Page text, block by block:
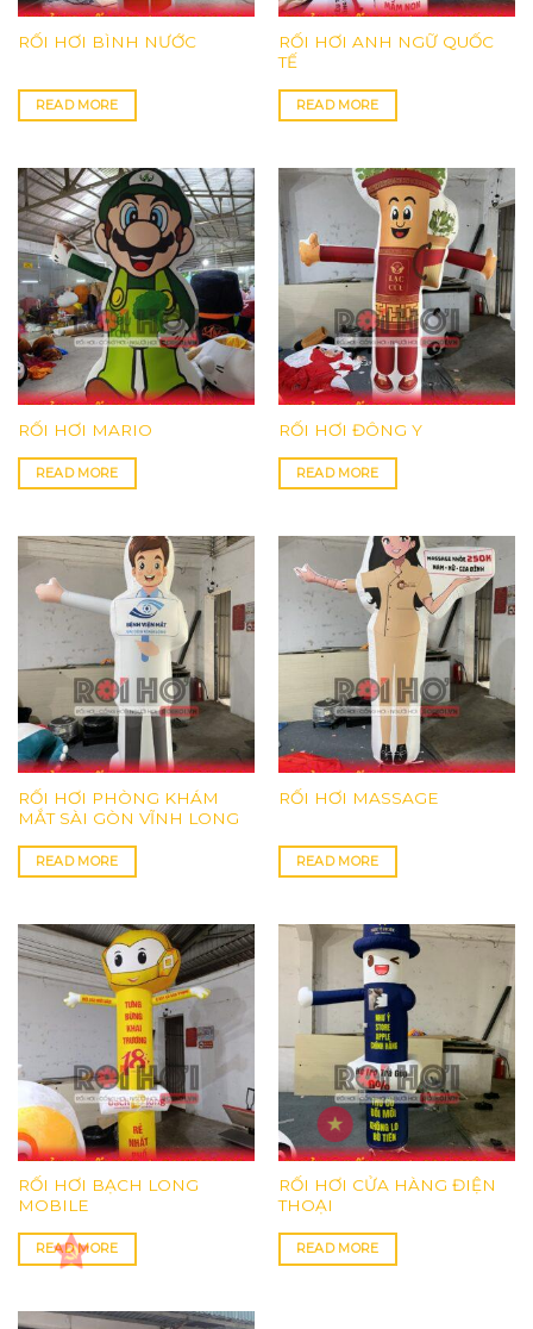
RỐI HƠI BÌNH NƯỚC
READ MORE
RỐI HƠI ANH NGỮ QUỐC
TẾ
READ MORE
RỐI HƠI MARIO
READ MORE
RỐI HƠI ĐÔNG Y
READ MORE
RỐI HƠI PHÒNG KHÁM
MẮT SÀI GÒN VĨNH LONG
READ MORE
RỐI HƠI MASSAGE
READ MORE
RỐI HƠI BẠCH LONG
MOBILE
READ MORE
RỐI HƠI CỬA HÀNG ĐIỆN
THOẠI
READ MORE